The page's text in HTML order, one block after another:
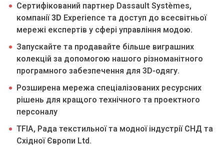
Сертифікований партнер Dassault Systèmes,
компанії3D Experience та доступ до всесвітньої
мережі експертів у сфері управління модою.
Запускайте та продавайте більше виграшних
колекцій за допомогою нашого різноманітного
програмного забезпечення для 3D-одягу.
Розширена мережа спеціалізованих ресурсних
рішень для кращого технічного та проектного
персоналу
TFIA, Рада текстильної та модної індустрії СНД та
Східної Європи Ltd.